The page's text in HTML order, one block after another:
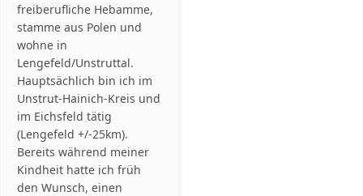
freiberufliche Hebamme,
stamme aus Polen und
wohne in
Lengefeld/Unstruttal.
Hauptsächlich bin ich im
Unstrut-Hainich-Kreis und
im Eichsfeld tätig
(Lengefeld +/-25km).
Bereits während meiner
Kindheit hatte ich früh
den Wunsch, einen